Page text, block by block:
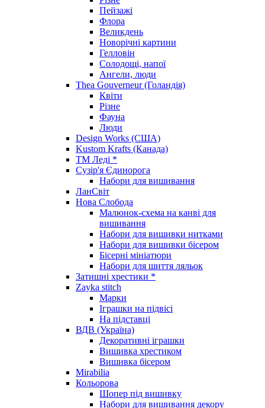
Пейзажі
Флора
Великдень
Новорічні картини
Гелловін
Солодощі, напої
Ангели, люди
Thea Gouverneur (Голандія)
Квіти
Різне
Фауна
Люди
Design Works (США)
Kustom Krafts (Канада)
ТМ Леді *
Сузір'я Єдинорога
Набори для вишивання
ЛанСвіт
Нова Слобода
Малюнок-схема на канві для
вишивання
Набори для вишивки нитками
Набори для вишивки бісером
Бісерні мініатюри
Набори для шиття ляльок
Затишні хрестики *
Zayka stitch
Марки
Іграшки на підвісі
На підставці
ВДВ (Україна)
Декоративні іграшки
Вишивка хрестиком
Вишивка бісером
Mirabilia
Кольорова
Шопер під вишивку
Набори для вишивання декору